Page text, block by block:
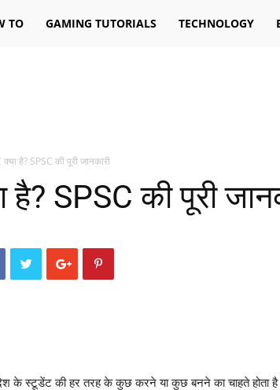
TO GAMING TUTORIALS TECHNOLOGY
क्या है? SPSC की पूरी जानकारी
है? SPSC की पूरी
के स्टूडेंट की हर तरह के कुछ करने या कुछ बनने का चाहते होता